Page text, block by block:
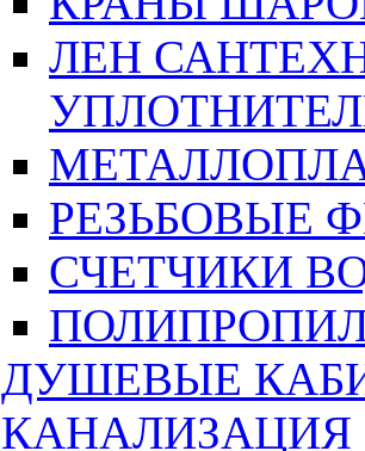
ЛЕН
РЕЗЬБОВЫЕ
СЧЕТЧИКИ
ДУШЕВЫЕ
КАНАЛИЗАЦИЯ